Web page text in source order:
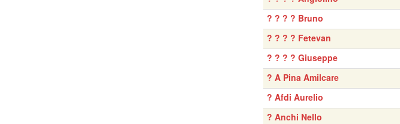
? ? ? ? Bruno
? ? ? ? Fetevan
? ? ? ? Giuseppe
? A Pina Amilcare
? Afdi Aurelio
? Anchi Nello